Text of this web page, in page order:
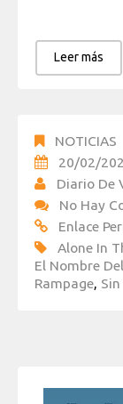
Leer más
NOTICIAS
20/02/
Diario De
No Hay
Enlace
Alone In
El Nombre
Rampage,